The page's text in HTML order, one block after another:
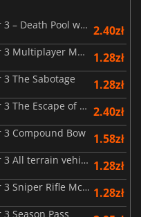
Sniper Ghost Warrior 3 – Death Pool weapon skin pack 2.40zł
Sniper Ghost Warrior 3 Multiplayer Map Pack 1.28zł
The Sabotage 1.28zł
Sniper Ghost Warrior 3 The Escape of Lydia 2.40zł
Compound Bow 1.58zł
Sniper Ghost Warrior 3 All terrain vehicle 1.28zł
Sniper Ghost Warrior 3 Sniper Rifle McMillan TAC 338A 1.28zł
Season Pass